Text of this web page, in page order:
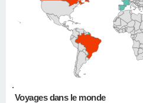
•
Voyages dans le monde